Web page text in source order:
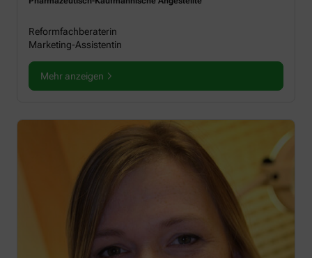
Reformfachberaterin
Marketing-Assistentin
Mehr anzeigen